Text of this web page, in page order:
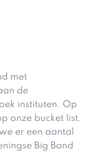
met
de
instituten. Op
onze bucket list.
er een aantal
Big Band